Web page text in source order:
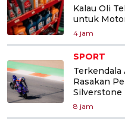
Kalau Oli
untuk
4 jam
SPORT
Terkendala
Rasakan
Silverstone
8 jam